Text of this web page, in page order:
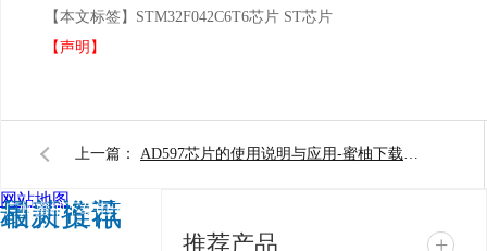
【本文标签】 STM32F042C6T6芯片 ST芯片
【声明】
上一篇： AD597芯片的使用说明与应用-蜜柚下载电子
推荐产品 +
相关推荐
最新资讯
广州蜜柚下载电子科技
网站地图